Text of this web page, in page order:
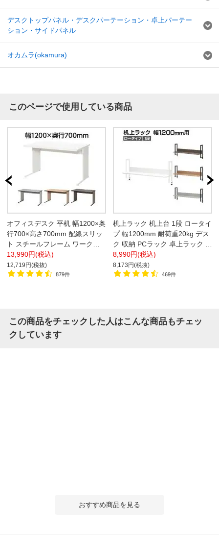
デスクトップパネル・デスクパーテーション・卓上パーテー
ション・サイドパネル
オカムラ(okamura)
このページで使用している商品
オフィスデスク 平机 幅1200×奥
行700×高さ700mm 配線スリッ
ト スチールフレーム ワークデ
スク 事務机
13,990円(税込)
12,719円(税抜)
879件
机上ラック 机上台 1段 ロータイ
プ 幅1200mm 耐荷重20kg デス
ク 収納 PCラック 卓上ラック モ
ニター台 デスク棚 書類棚
8,990円(税込)
8,173円(税抜)
469件
この商品をチェックした人はこんな商品もチェッ
クしています
おすすめ商品を見る